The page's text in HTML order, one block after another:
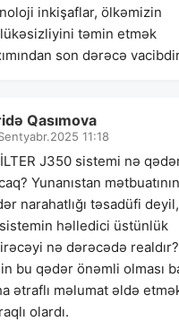
inkişaflar, ölkəmizin
təmin etmək
son dərəcə
Qasımova
11:18
J350 sistemi nə
Yunanıstan
narahatlığı təsadüfi
həlledici üstünlük
nə dərəcədə
bu qədər önəmli olması
ətraflı məlumat əldə
olardı.